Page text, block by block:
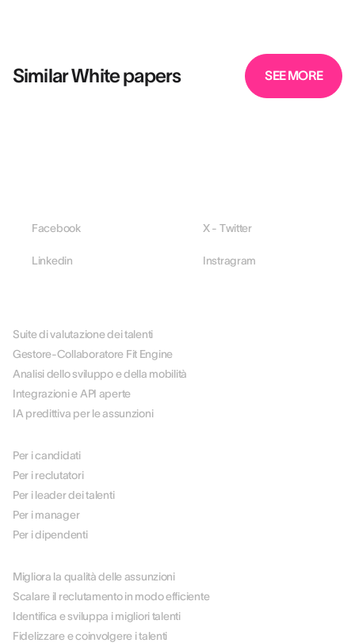
Similar White papers SEE MORE
Facebook X - Twitter
Linkedin Instragram
Suite di valutazione dei talenti
Gestore-Collaboratore Fit Engine
Analisi dello sviluppo e della mobilità
Integrazioni e API aperte
IA predittiva per le assunzioni
Per i candidati
Per i reclutatori
Per i leader dei talenti
Per i manager
Per i dipendenti
Migliora la qualità delle assunzioni
Scalare il reclutamento in modo efficiente
Identifica e sviluppa i migliori talenti
Fidelizzare e coinvolgere i talenti